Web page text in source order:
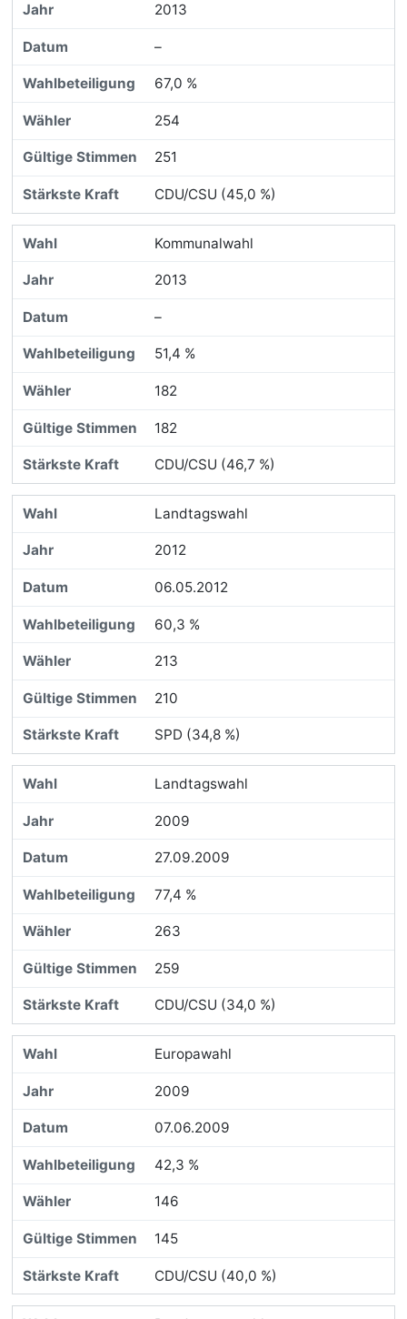
2013
–
67,0 %
254
251
CDU/CSU (45,0 %)
Kommunalwahl
2013
–
51,4 %
182
182
CDU/CSU (46,7 %)
Landtagswahl
2012
06.05.2012
60,3 %
213
210
SPD (34,8 %)
Landtagswahl
2009
27.09.2009
77,4 %
263
259
CDU/CSU (34,0 %)
Europawahl
2009
07.06.2009
42,3 %
146
145
CDU/CSU (40,0 %)